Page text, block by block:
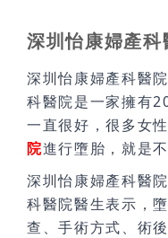
深圳怡康婦產
深圳怡康婦產科醫
科醫院是一家擁有
一直很好，很多女
院進行墮胎，就是
深圳怡康婦產科醫
科醫院醫生表示，
查、手術方式、術